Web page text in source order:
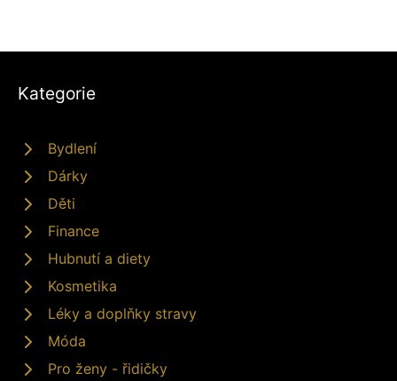
Kategorie
Bydlení
Dárky
Děti
Finance
Hubnutí a diety
Kosmetika
Léky a doplňky stravy
Móda
Pro ženy - řidičky